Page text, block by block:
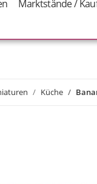
Marktstände /
Küche